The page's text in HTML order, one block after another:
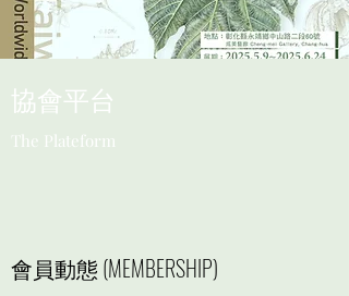
​協會平台
The Plateform
會員動態 (MEMBERSHIP)